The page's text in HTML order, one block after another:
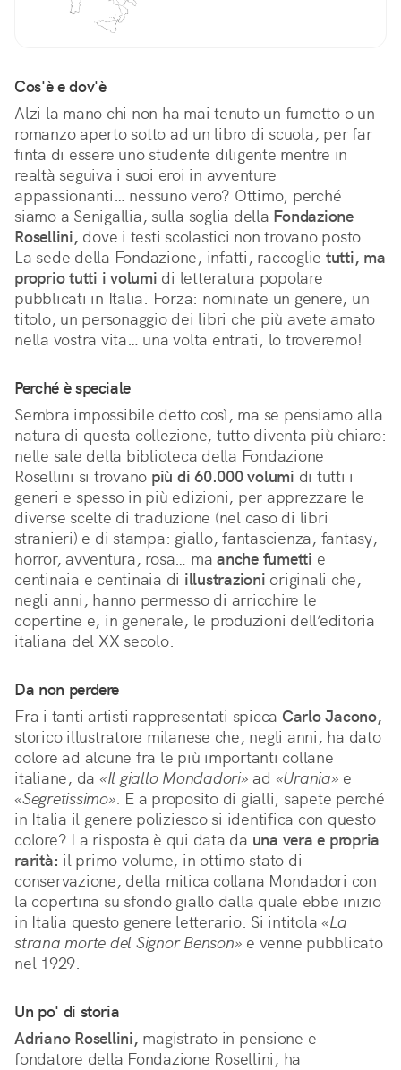
Cos'è e dov'è
Alzi la mano chi non ha mai tenuto un fumetto o un
romanzo aperto sotto ad un libro di scuola, per far
finta di essere uno studente diligente mentre in
realtà seguiva i suoi eroi in avventure
appassionanti… nessuno vero? Ottimo, perché
siamo a Senigallia, sulla soglia della Fondazione
Rosellini, dove i testi scolastici non trovano posto.
La sede della Fondazione, infatti, raccoglie tutti, ma
proprio tutti i volumi di letteratura popolare
pubblicati in Italia. Forza: nominate un genere, un
titolo, un personaggio dei libri che più avete amato
nella vostra vita… una volta entrati, lo troveremo!
Perché è speciale
Sembra impossibile detto così, ma se pensiamo alla
natura di questa collezione, tutto diventa più chiaro:
nelle sale della biblioteca della Fondazione
Rosellini si trovano più di 60.000 volumi di tutti i
generi e spesso in più edizioni, per apprezzare le
diverse scelte di traduzione (nel caso di libri
stranieri) e di stampa: giallo, fantascienza, fantasy,
horror, avventura, rosa… ma anche fumetti e
centinaia e centinaia di illustrazioni originali che,
negli anni, hanno permesso di arricchire le
copertine e, in generale, le produzioni dell’editoria
italiana del XX secolo.
Da non perdere
Fra i tanti artisti rappresentati spicca Carlo Jacono,
storico illustratore milanese che, negli anni, ha dato
colore ad alcune fra le più importanti collane
italiane, da «Il giallo Mondadori» ad «Urania» e
«Segretissimo». E a proposito di gialli, sapete perché
in Italia il genere poliziesco si identifica con questo
colore? La risposta è qui data da una vera e propria
rarità: il primo volume, in ottimo stato di
conservazione, della mitica collana Mondadori con
la copertina su sfondo giallo dalla quale ebbe inizio
in Italia questo genere letterario. Si intitola «La
strana morte del Signor Benson» e venne pubblicato
nel 1929.
Un po' di storia
Adriano Rosellini, magistrato in pensione e
fondatore della Fondazione Rosellini, ha